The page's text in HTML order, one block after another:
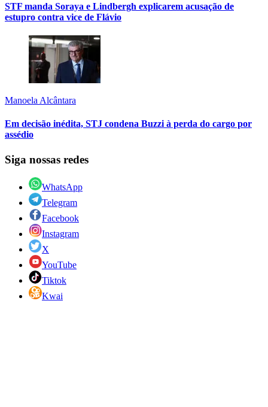
STF manda Soraya e Lindbergh explicarem acusação de
estupro contra vice de Flávio
Manoela Alcântara
Em decisão inédita, STJ condena Buzzi à perda do cargo por
assédio
Siga nossas redes
WhatsApp
Telegram
Facebook
Instagram
X
YouTube
Tiktok
Kwai